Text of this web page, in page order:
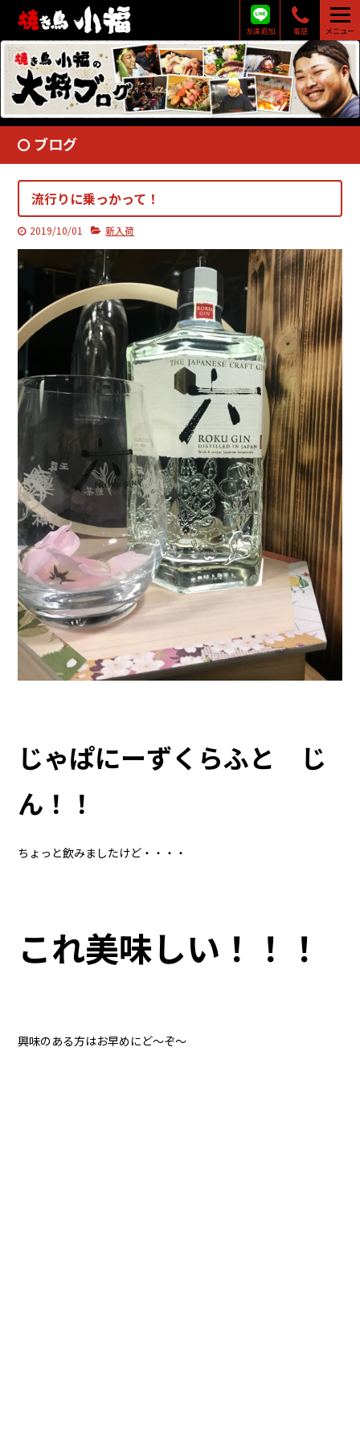
友達追加 電話 メニュー
ブログ
流行りに乗っかって！
2019/10/01 新入荷
じゃぱにーずくらふと じ
ん！！
ちょっと飲みましたけど・・・・
これ美味しい！！！
興味のある方はお早めにど〜ぞ〜